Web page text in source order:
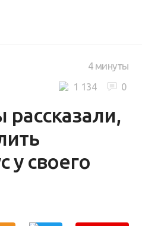
у своего
4 минуты
0
1 134